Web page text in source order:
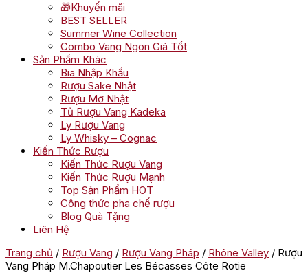
🎁Khuyến mãi
BEST SELLER
Summer Wine Collection
Combo Vang Ngon Giá Tốt
Sản Phẩm Khác
Bia Nhập Khẩu
Rượu Sake Nhật
Rượu Mơ Nhật
Tủ Rượu Vang Kadeka
Ly Rượu Vang
Ly Whisky – Cognac
Kiến Thức Rượu
Kiến Thức Rượu Vang
Kiến Thức Rượu Mạnh
Top Sản Phẩm HOT
Công thức pha chế rượu
Blog Quà Tặng
Liên Hệ
Trang chủ / Rượu Vang / Rượu Vang Pháp / Rhône Valley / Rượu
Vang Pháp M.Chapoutier Les Bécasses Côte Rotie